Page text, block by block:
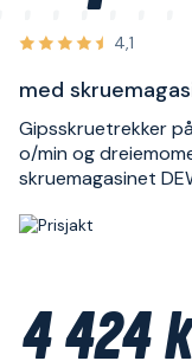
4,1
med
Gipsskruetrekker
o/min og
skruemagasinet
4 424